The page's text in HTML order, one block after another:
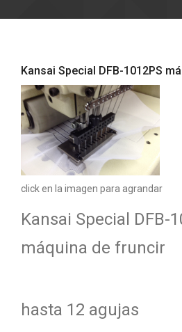
Kansai Special DFB-1012PS
click en la imagen para agrandar
Kansai Special DFB-
máquina de fruncir
hasta 12 agujas